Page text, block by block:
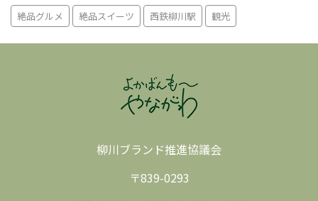
絶品グルメ 絶品スイーツ 西鉄柳川駅 観光
柳川ブランド推進協議会
〒839-0293